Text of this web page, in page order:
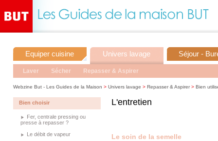
Equiper cuisine Univers lavage Séjour -
Laver Sécher Repasser & Aspirer
Webzine But - Les Guides de la Maison > Univers lavage > Repasser & Aspirer> Bien
Bien choisir
Fer, centrale pressing ou
presse à repasser ?
Le débit de vapeur
L'entretien
Le soin de la semelle